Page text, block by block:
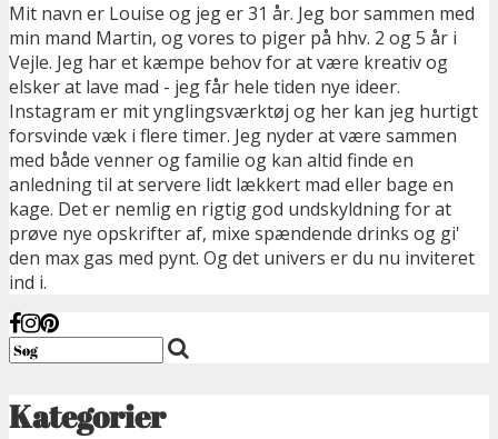
Mit navn er Louise og jeg er 31 år. Jeg bor sammen med
min mand Martin, og vores to piger på hhv. 2 og 5 år i
Vejle. Jeg har et kæmpe behov for at være kreativ og
elsker at lave mad - jeg får hele tiden nye ideer.
Instagram er mit ynglingsværktøj og her kan jeg hurtigt
forsvinde væk i flere timer. Jeg nyder at være sammen
med både venner og familie og kan altid finde en
anledning til at servere lidt lækkert mad eller bage en
kage. Det er nemlig en rigtig god undskyldning for at
prøve nye opskrifter af, mixe spændende drinks og gi'
den max gas med pynt. Og det univers er du nu inviteret
ind i.
Kategorier